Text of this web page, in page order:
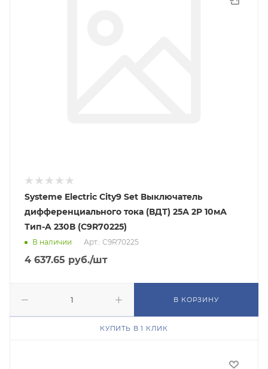
Systeme Electric City9 Set Выключатель
дифференциального тока (ВДТ) 25А 2P 10мА
Тип-A 230В (C9R70225)
В наличии Арт.: C9R70225
4 637.65 руб./шт
В КОРЗИНУ
КУПИТЬ В 1 КЛИК